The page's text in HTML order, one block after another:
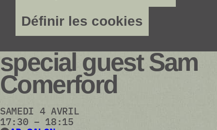
Ultan O'Brien w/
special guest Sam
Comerford
SAMEDI 4 AVRIL
17:30 – 18:15
Définir les cookies